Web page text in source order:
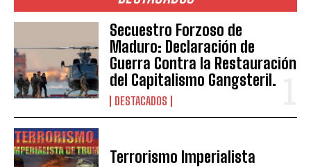
Secuestro Forzoso de
Maduro: Declaración de
Guerra Contra la Restauración
del Capitalismo Gangsteril.
DESTACADOS
Terrorismo Imperialista